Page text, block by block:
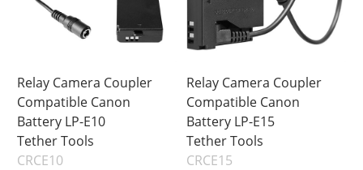
Relay Camera Coupler
Compatible Canon
Battery LP-E10
Tether Tools
CRCE10
Relay Camera Coupler
Compatible Canon
Battery LP-E15
Tether Tools
CRCE15